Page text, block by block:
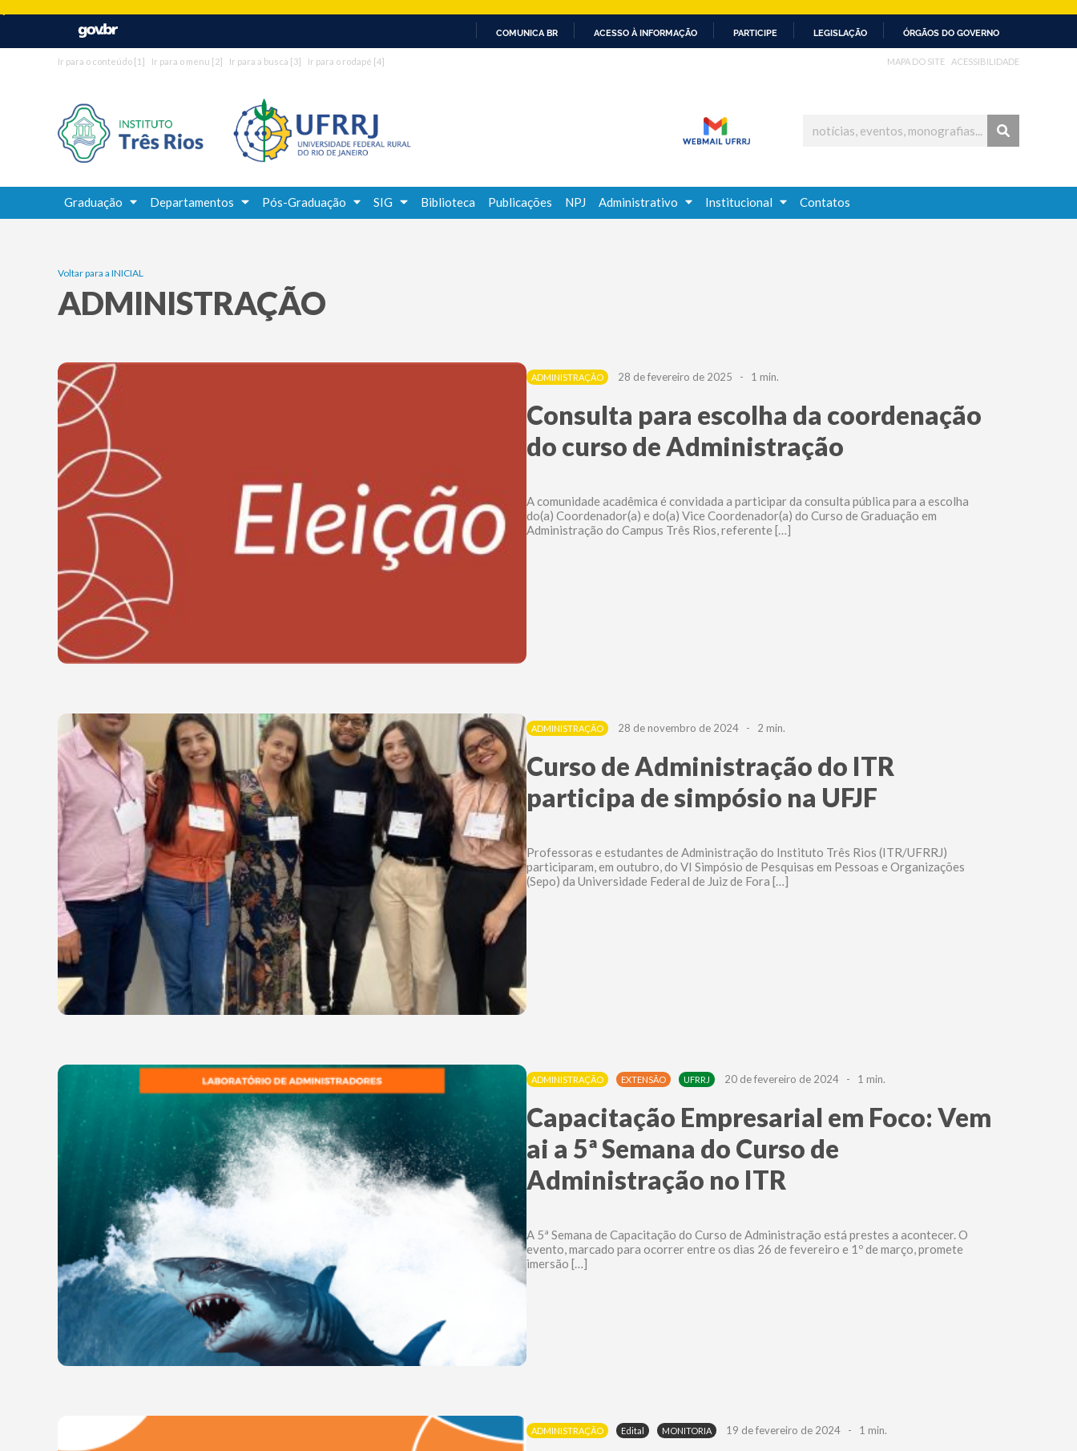
COMUNICA BR ACESSO À INFORMAÇÃO PARTICIPE LEGISLAÇÃO ÓRGÃOS DO GOVERNO
Ir para o conteúdo [1] Ir para o menu [2] Ir para a busca [3] Ir para o rodapé [4] MAPA DO SITE ACESSIBILIDADE
Graduação Departamentos Pós-Graduação SIG Biblioteca Publicações NPJ Administrativo Institucional Contatos
Voltar para a INICIAL
ADMINISTRAÇÃO
ADMINISTRAÇÃO 28 de fevereiro de 2025 - 1 min.
Consulta para escolha da coordenação
do curso de Administração
A comunidade acadêmica é convidada a participar da consulta pública para a escolha
do(a) Coordenador(a) e do(a) Vice Coordenador(a) do Curso de Graduação em
Administração do Campus Três Rios, referente […]
ADMINISTRAÇÃO 28 de novembro de 2024 - 2 min.
Curso de Administração do ITR
participa de simpósio na UFJF
Professoras e estudantes de Administração do Instituto Três Rios (ITR/UFRRJ)
participaram, em outubro, do VI Simpósio de Pesquisas em Pessoas e Organizações
(Sepo) da Universidade Federal de Juiz de Fora […]
ADMINISTRAÇÃO EXTENSÃO UFRRJ 20 de fevereiro de 2024 - 1 min.
Capacitação Empresarial em Foco: Vem
ai a 5ª Semana do Curso de
Administração no ITR
A 5ª Semana de Capacitação do Curso de Administração está prestes a acontecer. O
evento, marcado para ocorrer entre os dias 26 de fevereiro e 1º de março, promete
imersão […]
ADMINISTRAÇÃO Edital MONITORIA 19 de fevereiro de 2024 - 1 min.